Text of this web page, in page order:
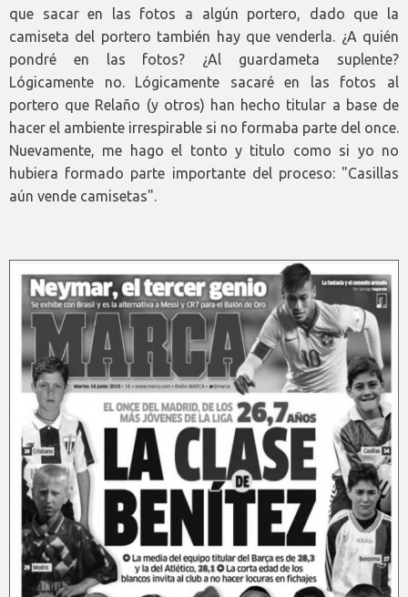
que sacar en las fotos a algún portero, dado que la
camiseta del portero también hay que venderla. ¿A quién
pondré en las fotos? ¿Al guardameta suplente?
Lógicamente no. Lógicamente sacaré en las fotos al
portero que Relaño (y otros) han hecho titular a base de
hacer el ambiente irrespirable si no formaba parte del once.
Nuevamente, me hago el tonto y titulo como si yo no
hubiera formado parte importante del proceso: "Casillas
aún vende camisetas".